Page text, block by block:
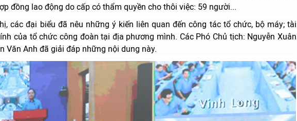
đồng lao động do cấp có thẩm quyền cho thôi việc: 59 người...
các đại biểu đã nêu những ý kiến liên quan đến công tác tổ chức, bộ máy; tài
của tổ chức công đoàn tại địa phương mình. Các Phó Chủ tịch: Nguyễn Xuân
Văn Anh đã giải đáp những nội dung này.